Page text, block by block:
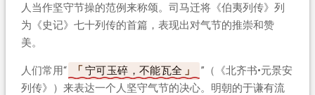
人当作坚守节操的范例来称颂。司马迁将《伯夷列传》列
为《史记》七十列传的首篇，表现出对气节的推崇和赞
美。
人们常用“ 宁可玉碎，不能瓦全
”（《北齐书•元景安
列传》）来表达一个人坚守气节的决心。明朝的于谦有流